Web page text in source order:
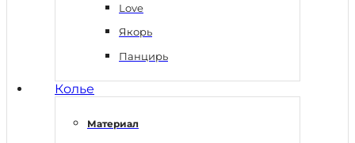
Love
Якорь
Панцирь
Колье
Материал